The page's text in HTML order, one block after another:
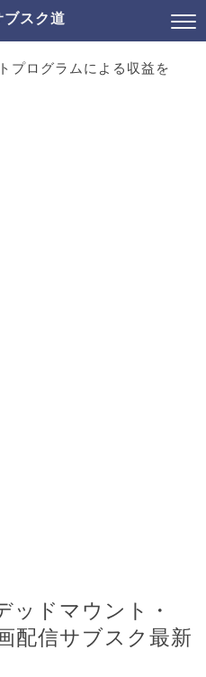
ブスク道
プログラムによる収益を
ッドマウント・
配信サブスク最新